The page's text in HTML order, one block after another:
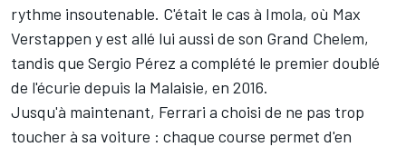
rythme insoutenable. C'était le cas à Imola, où Max
Verstappen y est allé lui aussi de son Grand Chelem,
tandis que Sergio Pérez a complété le premier doublé
de l'écurie depuis la Malaisie, en 2016.
Jusqu'à maintenant, Ferrari a choisi de ne pas trop
toucher à sa voiture : chaque course permet d'en